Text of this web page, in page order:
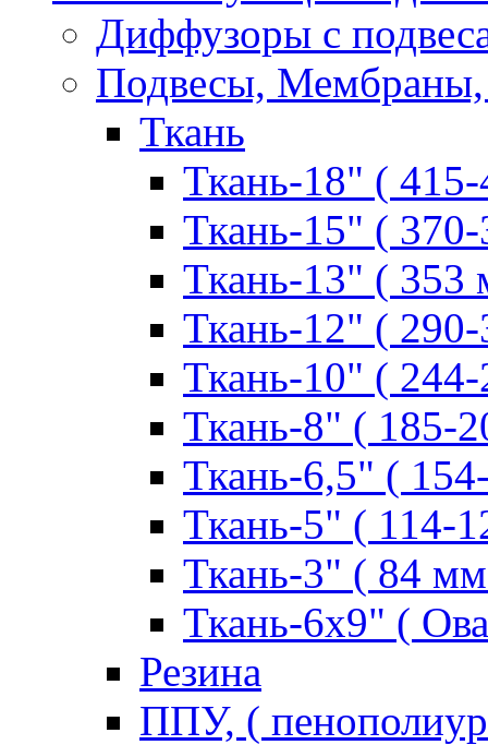
Диффузоры с
Подвесы,
Ткань
Ткань-18" (
Ткань-15" (
Ткань-13" ( 353
Ткань-12" (
Ткань-10" (
Ткань-8" ( 185-
Ткань-6,5" (
Ткань-5" ( 114-
Ткань-3" ( 84
Ткань-6х9" (
Резина
ППУ, (